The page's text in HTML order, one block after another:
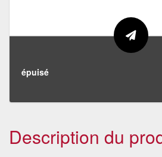
épuisé
Description du